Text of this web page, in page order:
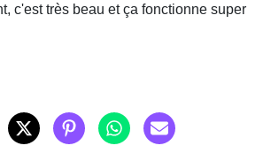
c'est très beau et ça fonctionne super